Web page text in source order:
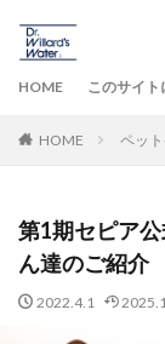
HOME このサイト
HOME ペット
第1期セピア
ん達のご紹介
2022.4.1